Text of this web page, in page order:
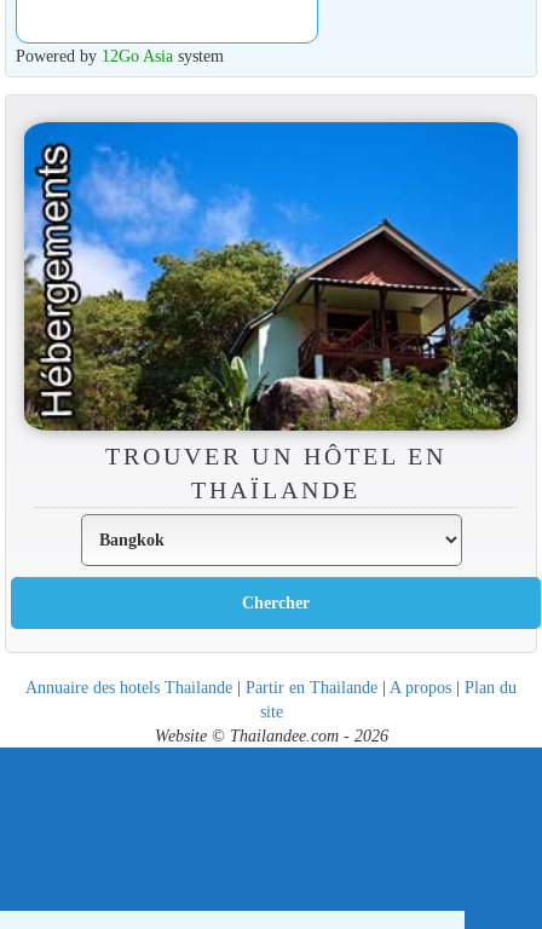
Powered by 12Go Asiasystem
TROUVER UN HÔTEL EN
THAÏLANDE
Annuaire des hotels Thailande | Partir en Thailande | A propos | Plan du
site
Website © Thailandee.com - 2026